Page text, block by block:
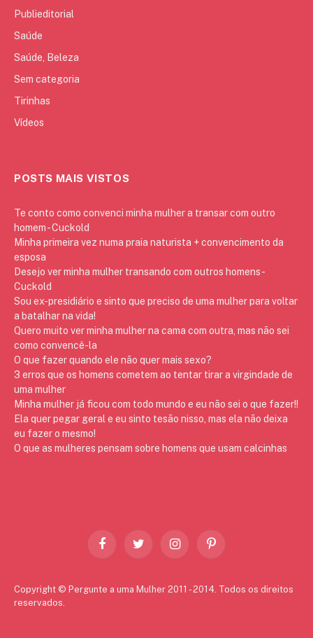
Publieditorial
Saúde
Saúde, Beleza
Sem categoria
Tirinhas
Vídeos
POSTS MAIS VISTOS
Te conto como convenci minha mulher a transar com outro
homem - Cuckold
Minha primeira vez numa praia naturista + convencimento da
esposa
Desejo ver minha mulher transando com outros homens -
Cuckold
Sou ex-presidiário e sinto que preciso de uma mulher para voltar
a batalhar na vida!
Quero muito ver minha mulher na cama com outra, mas não sei
como convencê-la
O que fazer quando ele não quer mais sexo?
3 erros que os homens cometem ao tentar tirar a virgindade de
uma mulher
Minha mulher já ficou com todo mundo e eu não sei o que fazer!!
Ela quer pegar geral e eu sinto tesão nisso, mas ela não deixa
eu fazer o mesmo!
O que as mulheres pensam sobre homens que usam calcinhas
FacebookTwitter InstagramPinterest
Copyright © Pergunte a uma Mulher 2011 - 2014. Todos os direitos
reservados.